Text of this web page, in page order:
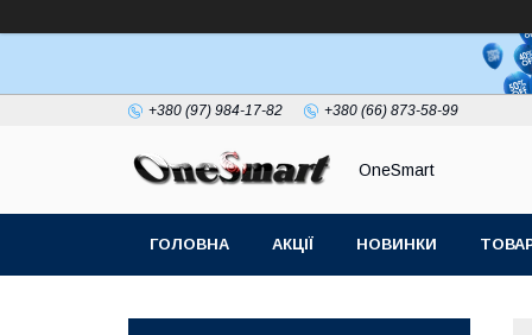
+380 (97) 984-17-82 +380 (66) 873-58-99
OneSmart
ГОЛОВНА АКЦІЇ НОВИНКИ